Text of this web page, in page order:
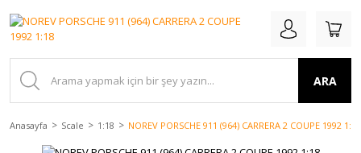
ARA
Anasayfa Scale 1:18 NOREV PORSCHE 911 (964) CARRERA 2 COUPE 1992 1:18